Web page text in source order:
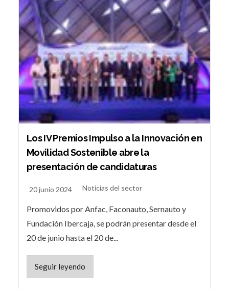
Los IV Premios Impulso a la Innovación en
Movilidad Sostenible abre la
presentación de candidaturas
20 junio 2024 Noticias del sector
Promovidos por Anfac, Faconauto, Sernauto y
Fundación Ibercaja, se podrán presentar desde el
20 de junio hasta el 20 de...
Seguir leyendo